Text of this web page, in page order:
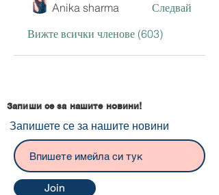
Anika sharma
Следвай
Вижте всички членове (603)
Запиши се за нашите новини!
Запишете се за нашите новини
Join